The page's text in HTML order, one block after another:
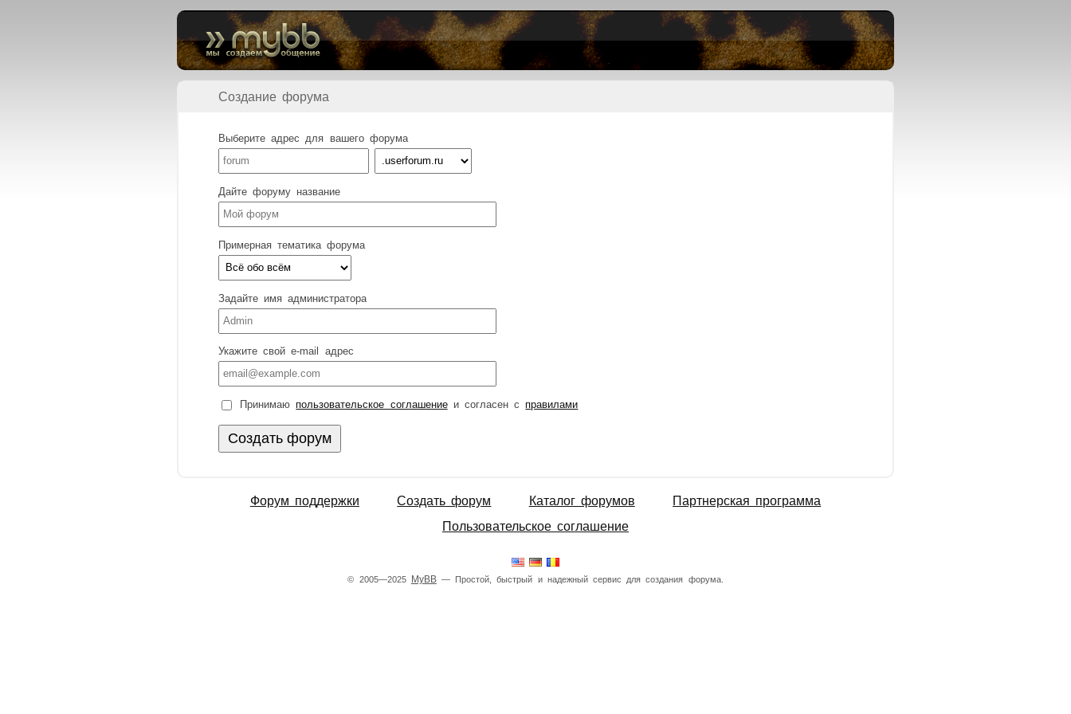
Создание форума
Выберите адрес для вашего форума
Дайте форуму название
Примерная тематика форума
Задайте имя администратора
Укажите свой e-mail адрес
Принимаю пользовательское соглашениеи согласен с правилами
Форум поддержки Создать форум Каталог форумов
Партнерская программа
Пользовательское соглашение
© 2005—2025 MyBB— Простой, быстрый и надежный сервис для создания форума.